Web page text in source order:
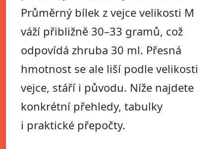
Průměrný bílek z vejce velikosti M
váží přibližně 30–33 gramů, což
odpovídá zhruba 30 ml. Přesná
hmotnost se ale liší podle velikosti
vejce, stáří i původu. Níže najdete
konkrétní přehledy, tabulky
i praktické přepočty.